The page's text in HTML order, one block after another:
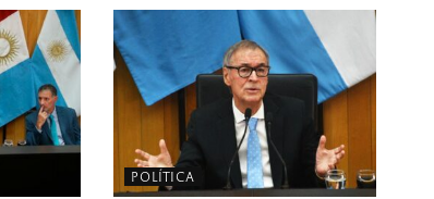
POLÍTICA